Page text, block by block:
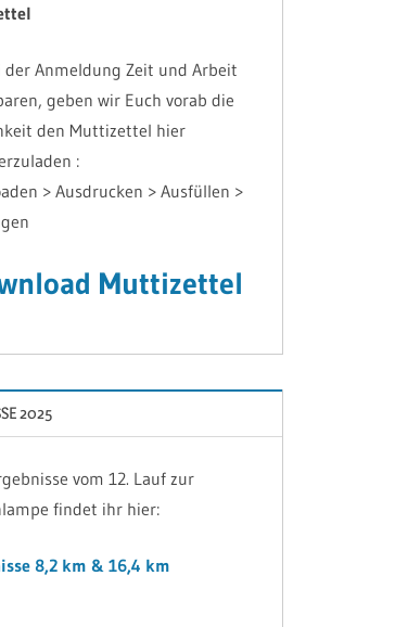
der Anmeldung Zeit und Arbeit
geben wir Euch vorab die
den Muttizettel hier
:
> Ausdrucken > Ausfüllen >
Muttizettel
2025
vom 12. Lauf zur
findet ihr hier:
8,2 km & 16,4 km